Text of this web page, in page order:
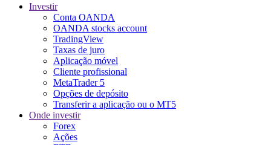
Investir
Conta OANDA
OANDA stocks account
TradingView
Taxas de juro
Aplicação móvel
Cliente profissional
MetaTrader 5
Opções de depósito
Transferir a aplicação ou o MT5
Onde investir
Forex
Ações